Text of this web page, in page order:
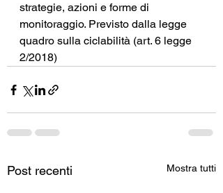
strategie, azioni e forme di
monitoraggio. Previsto dalla legge
quadro sulla ciclabilità (art. 6 legge
2/2018)
Post recenti Mostra tutti